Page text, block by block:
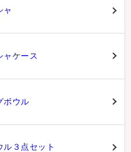
ャ
ャケース
ボウル
ル３点セット